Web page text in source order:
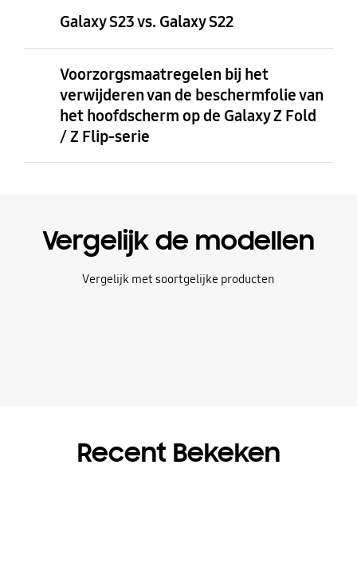
Galaxy S23 vs. Galaxy S22
Voorzorgsmaatregelen bij het
verwijderen van de beschermfolie van
het hoofdscherm op de Galaxy Z Fold
/ Z Flip-serie
Vergelijk de modellen
Vergelijk met soortgelijke producten
Recent Bekeken